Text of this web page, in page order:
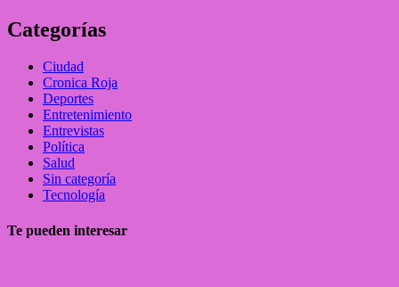
Categorías
Ciudad
Cronica Roja
Deportes
Entretenimiento
Entrevistas
Política
Salud
Sin categoría
Tecnología
Te pueden interesar